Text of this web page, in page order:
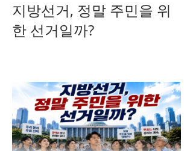
지방선거, 정말 주민을 위
한 선거일까?